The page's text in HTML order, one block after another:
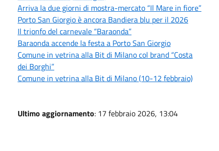
Arriva la due giorni di mostra-mercato “Il Mare in fiore”
Porto San Giorgio è ancora Bandiera blu per il 2026
Il trionfo del carnevale “Baraonda”
Baraonda accende la festa a Porto San Giorgio
Comune in vetrina alla Bit di Milano col brand “Costa
dei Borghi”
Comune in vetrina alla Bit di Milano (10-12 febbraio)
Ultimo aggiornamento: 17 febbraio 2026, 13:04